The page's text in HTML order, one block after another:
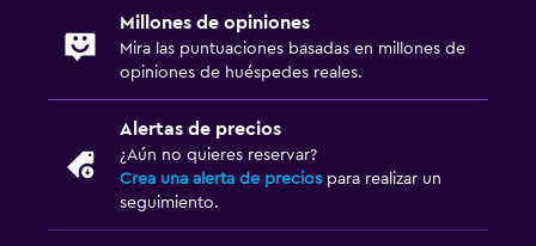
Millones de opiniones
Mira las puntuaciones basadas en millones de
opiniones de huéspedes reales.
Alertas de precios
¿Aún no quieres reservar?
Crea una alerta de precios para realizar un
seguimiento.